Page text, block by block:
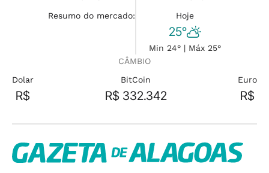
Resumo do mercado:
Hoje
25°
Min 24° | Máx 25°
CÂMBIO
Dolar
R$
BitCoin
R$ 332.342
Euro
R$